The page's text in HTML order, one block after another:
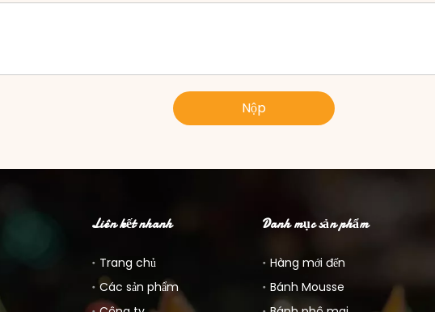
Nộp
Liên kết nhanh
Trang chủ
Các sản phẩm
Danh mục sản phẩm
Hàng mới đến
Bánh Mousse